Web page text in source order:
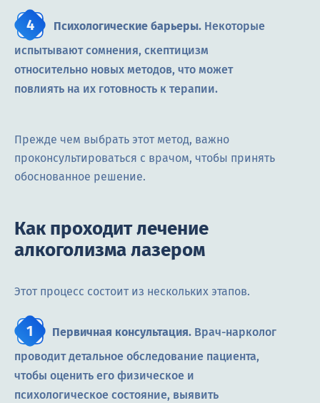
Психологические барьеры. Некоторые
испытывают сомнения, скептицизм
относительно новых методов, что может
повлиять на их готовность к терапии.
Прежде чем выбрать этот метод, важно
проконсультироваться с врачом, чтобы принять
обоснованное решение.
Как проходит лечение
алкоголизма лазером
Этот процесс состоит из нескольких этапов.
Первичная консультация. Врач-нарколог
проводит детальное обследование пациента,
чтобы оценить его физическое и
психологическое состояние, выявить